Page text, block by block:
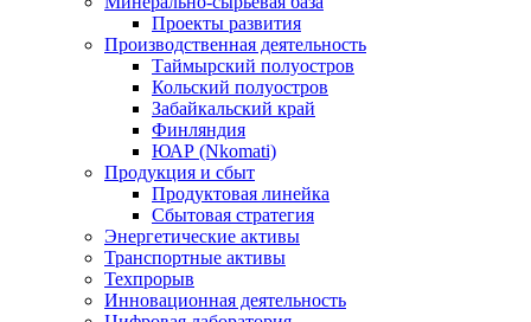
Проекты развития
Производственная деятельность
Таймырский полуостров
Кольский полуостров
Забайкальский край
Финляндия
ЮАР (Nkomati)
Продукция и сбыт
Продуктовая линейка
Сбытовая стратегия
Энергетические активы
Транспортные активы
Техпрорыв
Инновационная деятельность